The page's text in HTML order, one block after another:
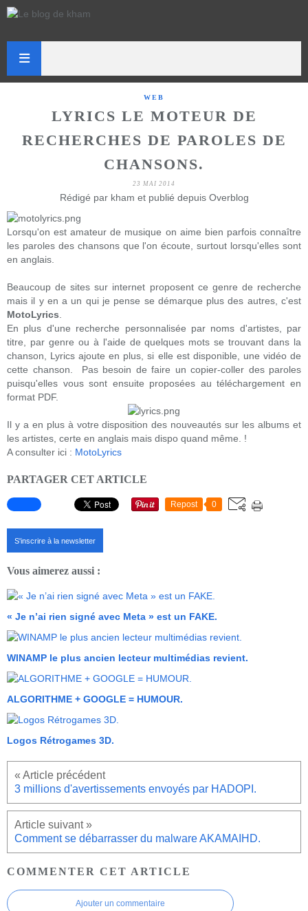
WEB
LYRICS LE MOTEUR DE
RECHERCHES DE PAROLES DE
CHANSONS.
23 MAI 2014
Rédigé par kham et publié depuis Overblog
Lorsqu'on est amateur de musique on aime bien parfois connaître
les paroles des chansons que l'on écoute, surtout lorsqu'elles sont
en anglais.
Beaucoup de sites sur internet proposent ce genre de recherche
mais il y en a un qui je pense se démarque plus des autres, c'est
MotoLyrics
En plus d'une recherche personnalisée par noms d'artistes, par
titre, par genre ou à l'aide de quelques mots se trouvant dans la
chanson, Lyrics ajoute en plus, si elle est disponible, une vidéo de
cette chanson. Pas besoin de faire un copier-coller des paroles
puisqu'elles vous sont ensuite proposées au téléchargement en
format PDF.
Il y a en plus à votre disposition des nouveautés sur les albums et
les artistes, certe en anglais mais dispo quand même. !
A consulter ici : MotoLyrics
PARTAGER CET ARTICLE
Repost 0
S'inscrire à la newsletter
Vous aimerez aussi :
« Je n’ai rien signé avec Meta » est un FAKE.
WINAMP le plus ancien lecteur multimédias revient.
ALGORITHME + GOOGLE = HUMOUR.
Logos Rétrogames 3D.
3 millions d'avertissements envoyés par HADOPI.
Comment se débarrasser du malware AKAMAIHD.
COMMENTER CET ARTICLE
Ajouter un commentaire